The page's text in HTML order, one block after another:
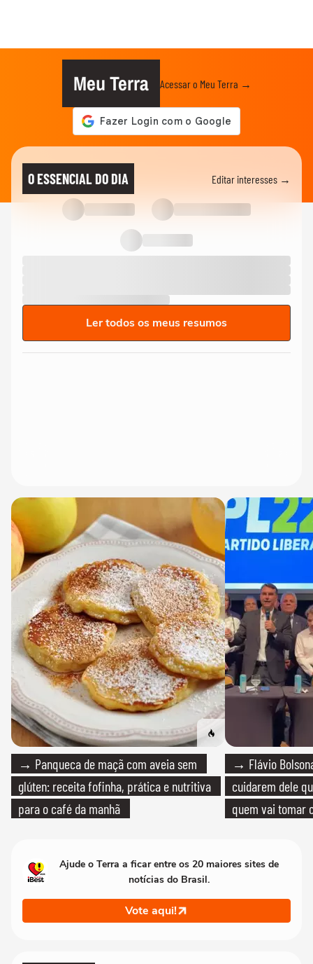
Meu Terra Acessar o Meu Terra →
O ESSENCIAL DO DIA Editar interesses →
Ler todos os meus resumos
→ Panqueca de maçã com aveia sem
glúten: receita fofinha, prática e nutritiva
para o café da manhã
→ Flávio
cuidarem dele
quem vai tomar
Ajude o Terra a ficar entre os 20 maiores sites de
notícias do Brasil.
Vote aqui!